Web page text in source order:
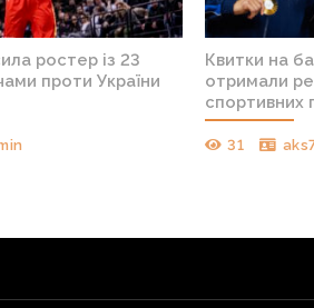
ростер із 23
проти України
Квитки на
отримали
спортивних
31